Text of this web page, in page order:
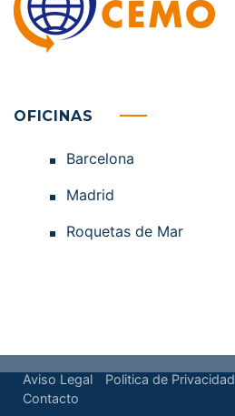
OFICINAS
Barcelona
Madrid
Roquetas de Mar
Aviso Legal Politica de Privacidad
Contacto